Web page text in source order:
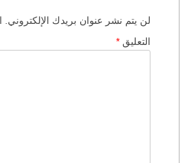
لن يتم نشر عنوان بريدك الإلكتروني.
التعليق *